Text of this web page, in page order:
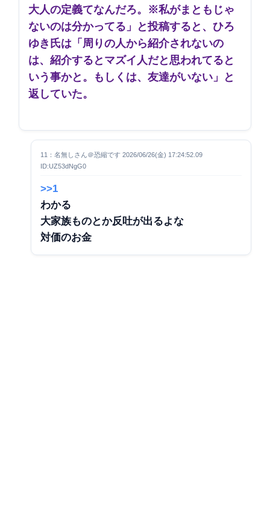
大人の定義てなんだろ。※私がまともじゃ
ないのは分かってる」と投稿すると、ひろ
ゆき氏は「周りの人から紹介されないの
は、紹介するとマズイ人だと思われてると
いう事かと。もしくは、友達がいない」と
返していた。
11：名無しさん＠恐縮です 2026/06/26(金) 17:24:52.09
ID:UZ53dNgG0
>>1
わかる
大家族ものとか反吐が出るよな
対価のお金